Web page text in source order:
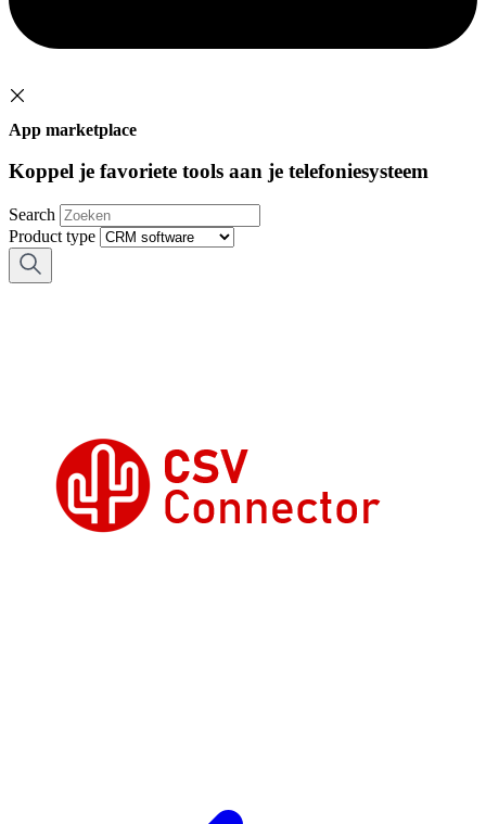
App marketplace
Koppel je favoriete tools aan je telefoniesysteem
Search
Product type